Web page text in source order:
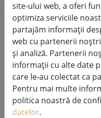
Home
Sisteme de
lanțuri luminoase
Sirius Tech-
extensie 90
site-ului web, a oferi
optimiza serviciile
partajăm informații
web cu partenerii
și analiză. Partenerii
informații cu alte date
care le-au colectat ca
Pentru mai multe
politica noastră de
datelor.